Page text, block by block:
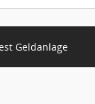
Geldanlage